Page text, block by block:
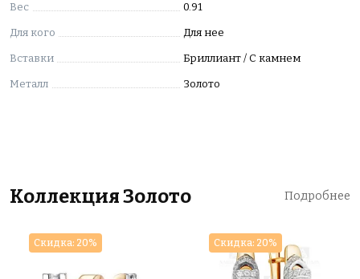
Вес 0.91
Для кого Для нее
Вставки Бриллиант / С камнем
Металл Золото
Коллекция Золото Подробнее
Скидка: 20% Скидка: 20%